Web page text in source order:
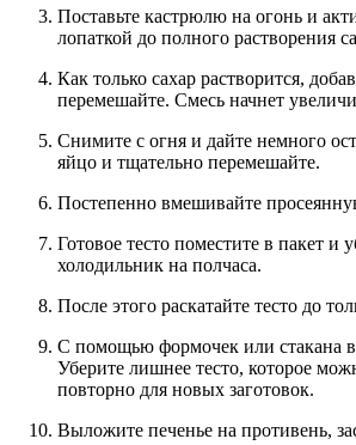
Поставьте кастрюлю на огонь и
лопаткой до полного растворения
Как только сахар растворится,
перемешайте. Смесь начнет
Снимите с огня и дайте немного
яйцо и тщательно перемешайте.
Постепенно вмешивайте
Готовое тесто поместите в пакет и
холодильник на полчаса.
После этого раскатайте тесто до
С помощью формочек или стакана
Уберите лишнее тесто, которое
повторно для новых заготовок.
Выложите печенье на противень,